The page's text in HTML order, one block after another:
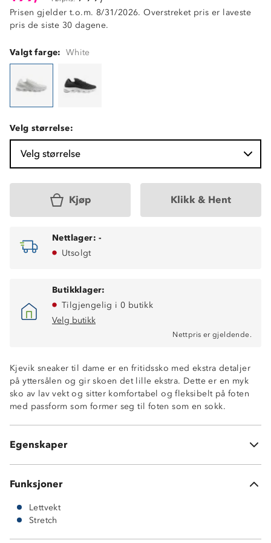
Prisen gjelder t.o.m. 8/31/2026. Overstreket pris er laveste
pris de siste 30 dagene.
Valgt farge: White
Velg størrelse:
Velg størrelse
Kjøp Klikk & Hent
Nettlager: -
Utsolgt
Butikklager:
Tilgjengelig i 0 butikk
Velg butikk
Nettpris er gjeldende.
Kjevik sneaker til dame er en fritidssko med ekstra detaljer
på yttersålen og gir skoen det lille ekstra. Dette er en myk
sko av lav vekt og sitter komfortabel og fleksibelt på foten
med passform som former seg til foten som en sokk.
Egenskaper
Former seg til foten
Funksjoner
Lettvekt
Stretch